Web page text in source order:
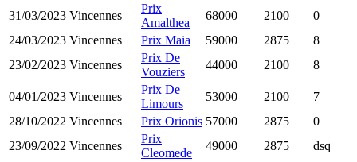
31/03/2023 Vincennes
Prix
Amalthea
68000 2100
0
24/03/2023 Vincennes Prix Maia 59000 2875
8
23/02/2023 Vincennes
Prix De
Vouziers
44000 2100 8
04/01/2023 Vincennes
Prix De
Limours
53000 2100
7
28/10/2022 Vincennes Prix Orionis 57000 2875
0
23/09/2022 Vincennes
Prix
Cleomede
49000 2875 dsq